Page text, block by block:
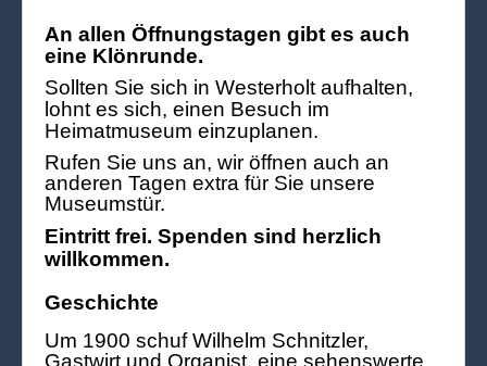
An allen Öffnungstagen gibt es auch
eine Klönrunde.
Sollten Sie sich in Westerholt aufhalten,
lohnt es sich, einen Besuch im
Heimatmuseum einzuplanen.
Rufen Sie uns an, wir öffnen auch an
anderen Tagen extra für Sie unsere
Museumstür.
Eintritt frei. Spenden sind herzlich
willkommen.
Geschichte
Um 1900 schuf Wilhelm Schnitzler,
Gastwirt und Organist, eine sehenswerte